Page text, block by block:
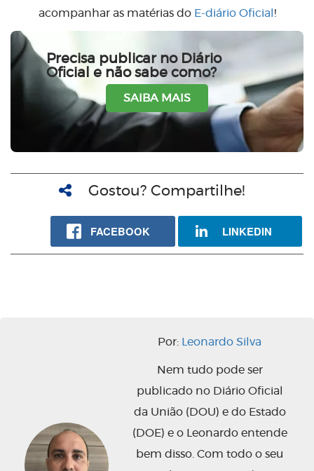
acompanhar as matérias do E-diário Oficial !
Precisa publicar no Diário
Oficial e não sabe como?
SAIBA MAIS
Gostou? Compartilhe!
FACEBOOK LINKEDIN
Por: Leonardo Silva
Nem tudo pode ser
publicado no Diário Oficial
da União (DOU) e do Estado
(DOE) e o Leonardo entende
bem disso. Com todo o seu